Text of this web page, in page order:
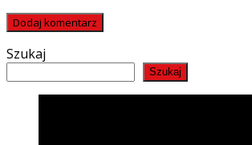
Szukaj
Szukaj